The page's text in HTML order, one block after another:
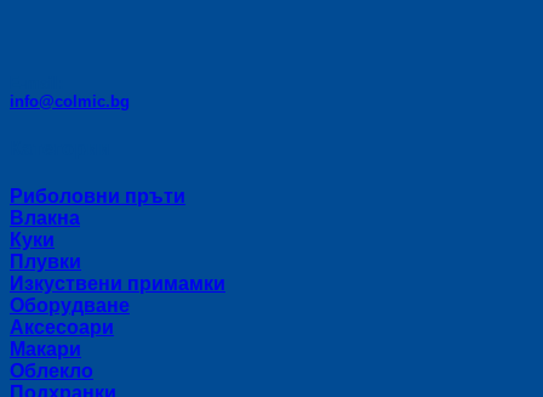
info@colmic.bg
Риболовни пръти
Влакна
Куки
Плувки
Изкуствени примамки
Оборудване
Аксесоари
Макари
Облекло
Подхранки